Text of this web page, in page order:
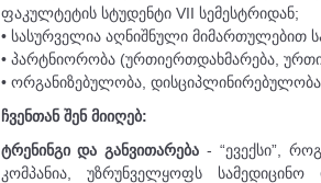
ფაკულტეტის სტუდენტი VII სემესტრიდან;
• სასურველია აღნიშნული მიმართულებით
• პარტნიორობა (ურთიერთდახმარება,
• ორგანიზებულობა, დისციპლინირებულობა
ჩვენთან შენ მიიღებ:
ტრენინგი და განვითარება - “ევექსი”,
კომპანია, უზრუნველყოფს